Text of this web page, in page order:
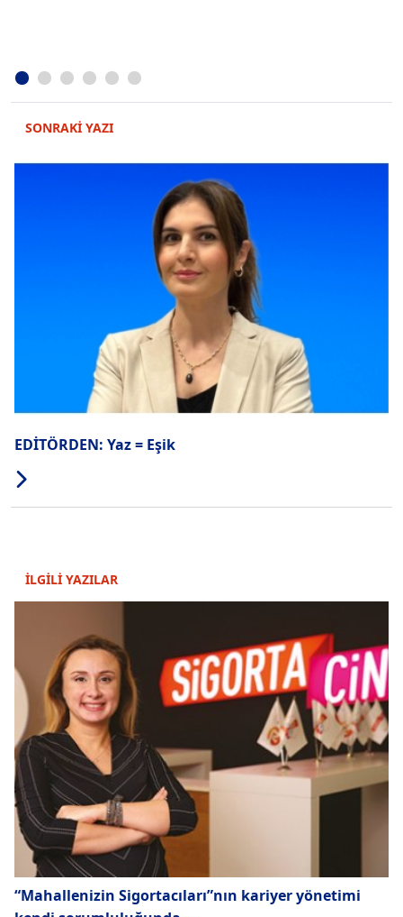
SONRAKİ YAZI
EDİTÖRDEN: Yaz = Eşik
İLGİLİ YAZILAR
“Mahallenizin Sigortacıları”nın kariyer yönetimi